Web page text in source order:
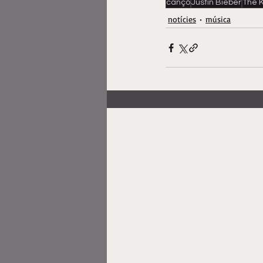
cançóJustin BieberThe
notícies música